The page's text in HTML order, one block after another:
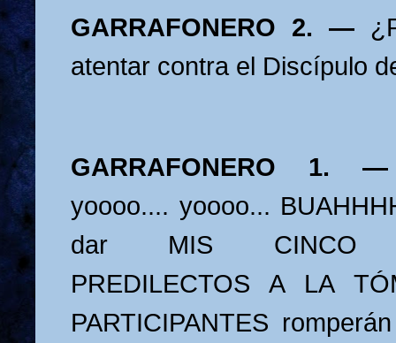
GARRAFONERO 2. —
atentar contra el Discípulo
GARRAFONERO
yoooo.... yoooo...
dar MIS CINCO
PREDILECTOS A LA
PARTICIPANTES